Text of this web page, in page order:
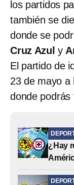
los partidos
también se
donde se
Cruz Azul y
El partido de
23 de mayo
donde podrás
¿Hay